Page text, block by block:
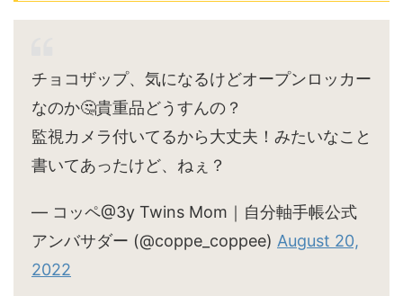
チョコザップ、気になるけどオープンロッカー
なのか🤔貴重品どうすんの？
監視カメラ付いてるから大丈夫！みたいなこと
書いてあったけど、ねぇ？
— コッペ@3y Twins Mom｜自分軸手帳公式
アンバサダー (@coppe_coppee) August 20,
2022